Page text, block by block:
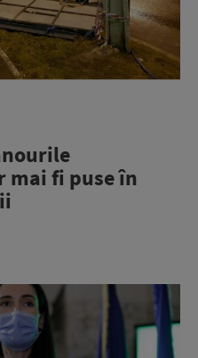
mai fi puse în